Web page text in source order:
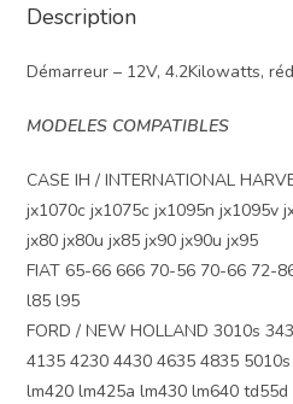
Description
Démarreur – 12V, 4.2Kilowatts,
MODELES COMPATIBLES
CASE IH / INTERNATIONAL
jx1070c jx1075c jx1095n jx1095v
jx80 jx80u jx85 jx90 jx90u jx95
FIAT 65-66 666 70-56 70-66 72-
l85 l95
FORD / NEW HOLLAND 3010s
4135 4230 4430 4635 4835
lm420 lm425a lm430 lm640